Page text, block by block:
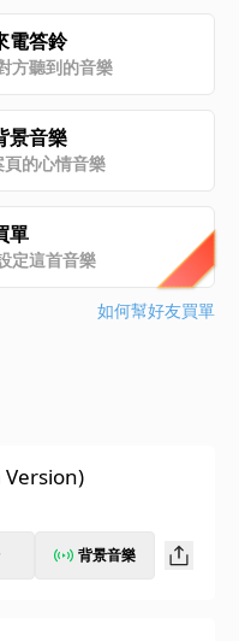
電答鈴
方聽到的音樂
景音樂
的心情音樂
單
定這首音樂
如何幫好友買單
背景音樂